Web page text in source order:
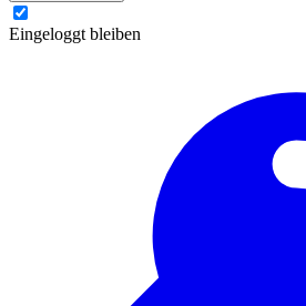
Eingeloggt bleiben